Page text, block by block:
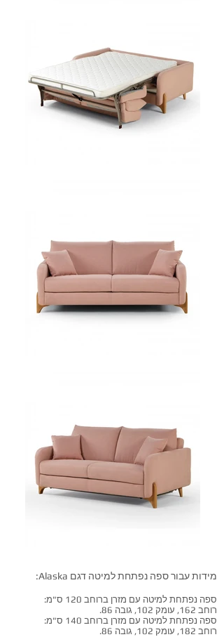
מידות עבור ספה נפתחת למיטה דגם Alaska:
ספה נפתחת למיטה עם מזרן ברוחב 120 ס"מ:
רוחב 162, עומק 102, גובה 86.
ספה נפתחת למיטה עם מזרן ברוחב 140 ס"מ:
רוחב 182, עומק 102, גובה 86.